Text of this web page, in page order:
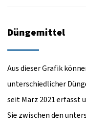
Düngemittel
Aus dieser Grafik
unterschiedlicher
seit März 2021 erfasst
Sie zwischen den